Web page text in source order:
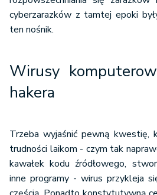
cyberzarazków z tamtej epoki
ten nośnik.
Wirusy
hakera
Trzeba wyjaśnić pewną kwestię,
trudności laikom - czym tak
kawałek kodu źródłowego,
inne programy - wirus przykleja